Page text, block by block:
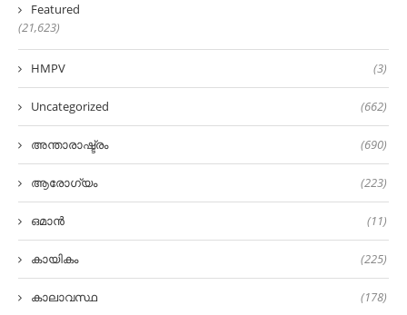
Featured
(21,623)
HMPV (3)
Uncategorized (662)
അന്താരാഷ്ട്രം (690)
ആരോഗ്യം (223)
ഒമാൻ (11)
കായികം (225)
കാലാവസ്ഥ (178)